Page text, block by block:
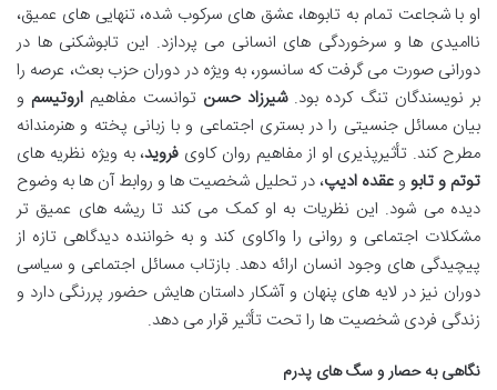
او با شجاعت تمام به تابوها، عشق های سرکوب شده، تنهایی های عمیق،
ناامیدی ها و سرخوردگی های انسانی می پردازد. این تابوشکنی ها در
دورانی صورت می گرفت که سانسور، به ویژه در دوران حزب بعث، عرصه را
بر نویسندگان تنگ کرده بود.شیرزاد حسن توانست مفاهیم اروتیسم و
بیان مسائل جنسیتی را در بستری اجتماعی و با زبانی پخته و هنرمندانه
مطرح کند. تأثیرپذیری او از مفاهیم روان کاوی فروید، به ویژه نظریه های
توتم و تابو وعقده ادیپ، در تحلیل شخصیت ها و روابط آن ها به وضوح
دیده می شود. این نظریات به او کمک می کند تا ریشه های عمیق تر
مشکلات اجتماعی و روانی را واکاوی کند و به خواننده دیدگاهی تازه از
پیچیدگی های وجود انسان ارائه دهد. بازتاب مسائل اجتماعی و سیاسی
دوران نیز در لایه های پنهان و آشکار داستان هایش حضور پررنگی دارد و
زندگی فردی شخصیت ها را تحت تأثیر قرار می دهد.
نگاهی به حصار و سگ های پدرم